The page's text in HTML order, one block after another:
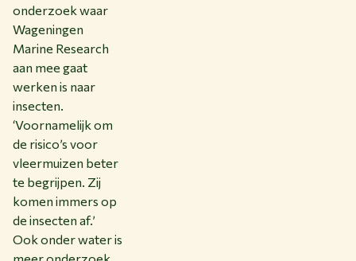
onderzoek waar
Wageningen
Marine Research
aan mee gaat
werken is naar
insecten.
‘Voornamelijk om
de risico’s voor
vleermuizen beter
te begrijpen. Zij
komen immers op
de insecten af.’
Ook onder water is